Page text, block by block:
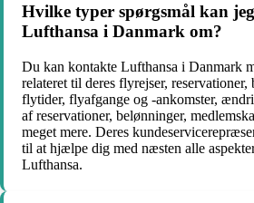
Hvilke typer spørgsmål kan
Lufthansa i Danmark om?
Du kan kontakte Lufthansa i Danmark
relateret til deres flyrejser, reservationer,
flytider, flyafgange og -ankomster,
af reservationer, belønninger,
meget mere. Deres
til at hjælpe dig med næsten alle
Lufthansa.